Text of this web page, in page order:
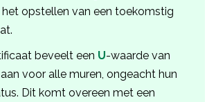
opstellen van een toekomstig
beveelt een U-waarde van
voor alle muren, ongeacht hun
Dit komt overeen met een